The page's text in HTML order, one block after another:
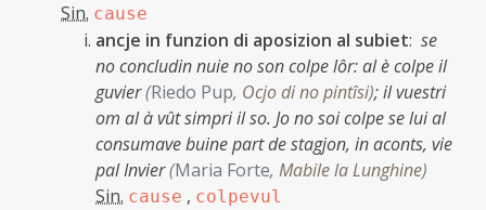
Sin. cause
ancje in funzion di aposizion al subiet: se
no concludin nuie no son colpe lôr: al è colpe il
guvier(Riedo Pup, Ocjo di no pintîsi);il vuestri
om al à vût simpri il so. Jo no soi colpe se lui al
consumave buine part de stagjon, in aconts, vie
pal Invier(Maria Forte, Mabile la Lunghine)
Sin. cause , colpevul